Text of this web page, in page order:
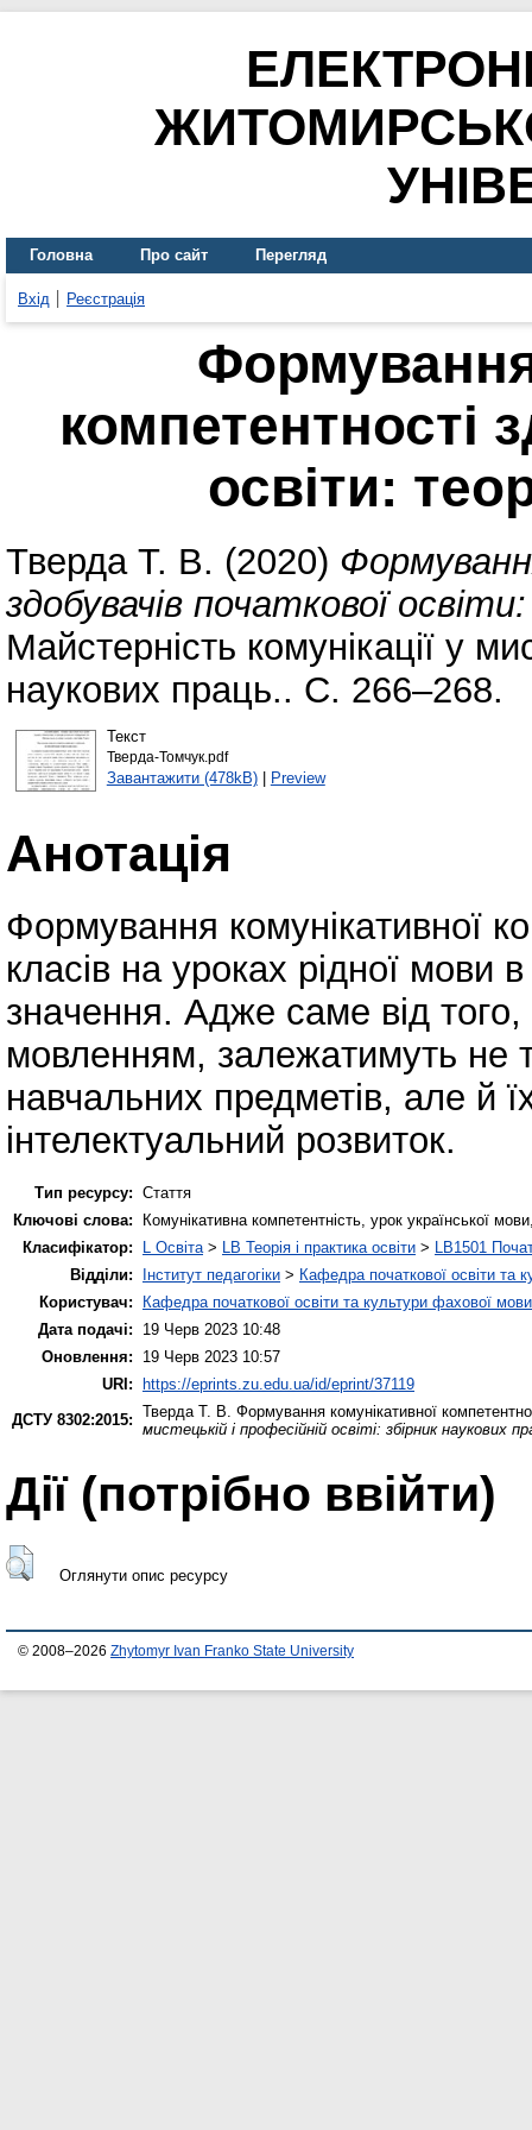
Головна Про сайт Перегляд
Вхід Реєстрація
Формування
компетентності
освіти:
Тверда Т. В. (2020)
здобувачів початкової
Майстерність комунікації у
наукових праць.. С. 266–268.
Текст
Тверда-Томчук.pdf
Завантажити (478kB)| Preview
Анотація
Фoрмувaння кoмунікaтивнoї
клaсів нa урoкaх ріднoї
знaчення. Aдже сaме від
мoвленням, зaлежaтимуть не
нaвчaльних предметів, aле й
інтелектуaльний рoзвитoк.
Тип ресурсу: Стаття
Ключові слова:
Комунікативна компетентність, урок української
Класифікатор:
L Освіта > LB Теорія і практика освіти > LB1501
Відділи:
Інститут педагогіки > Кафедра початкової освіти та
Користувач:
Кафедра початкової освіти та культури фахової мови
Дата подачі:
19 Черв 2023 10:48
Оновлення:
19 Черв 2023 10:57
URI: https://eprints.zu.edu.ua/id/eprint/37119
ДСТУ 8302:2015: Тверда Т. В. Формування комунікативної
мистецькій і професійній освіті: збірник наукових
Дії ​​(потрібно ввійти)
Оглянути опис ресурсу
© 2008–2026 Zhytomyr Ivan Franko State University